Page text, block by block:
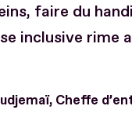
faire du
inclusive
Cheffe